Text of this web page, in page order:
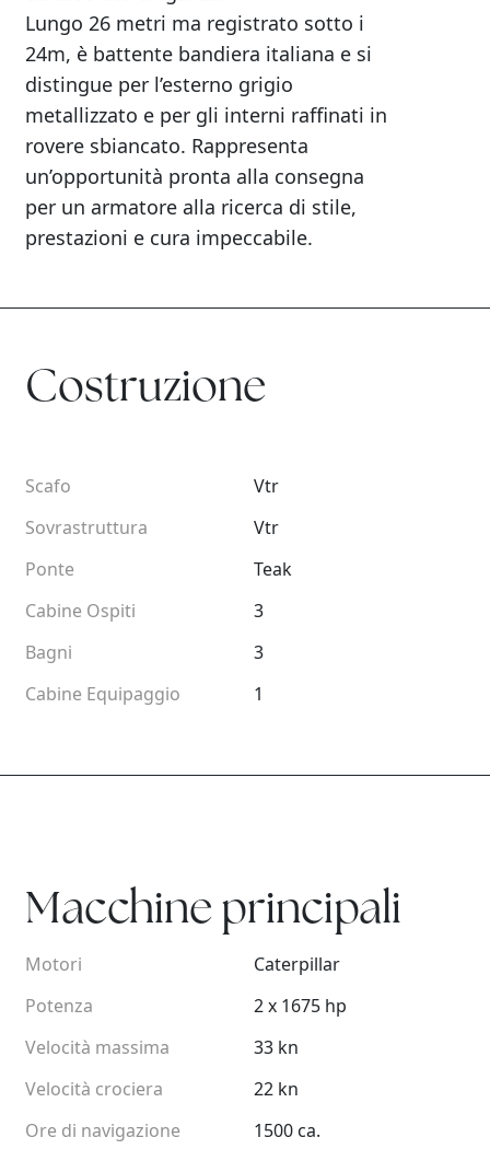
Lungo 26 metri ma registrato sotto i
24m, è battente bandiera italiana e si
distingue per l’esterno grigio
metallizzato e per gli interni raffinati in
rovere sbiancato. Rappresenta
un’opportunità pronta alla consegna
per un armatore alla ricerca di stile,
prestazioni e cura impeccabile.
Costruzione
Scafo
Sovrastruttura
Ponte
Cabine Ospiti
Bagni
Cabine Equipaggio
Vtr
Vtr
Teak
3
3
1
Macchine principali
Motori
Potenza
Velocità massima
Velocità crociera
Ore di navigazione
Caterpillar
2 x 1675 hp
33 kn
22 kn
1500 ca.